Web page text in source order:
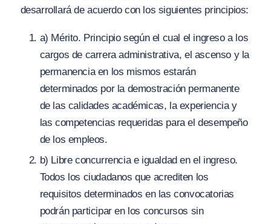
desarrollará de acuerdo con los siguientes principios:
a) Mérito. Principio según el cual el ingreso a los
cargos de carrera administrativa, el ascenso y la
permanencia en los mismos estarán
determinados por la demostración permanente
de las calidades académicas, la experiencia y
las competencias requeridas para el desempeño
de los empleos.
b) Libre concurrencia e igualdad en el ingreso.
Todos los ciudadanos que acrediten los
requisitos determinados en las convocatorias
podrán participar en los concursos sin